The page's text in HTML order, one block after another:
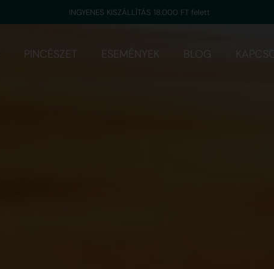
INGYENES KISZÁLLÍTÁS 18.000 FT felett
PINCÉSZET ESEMÉNYEK BLOG